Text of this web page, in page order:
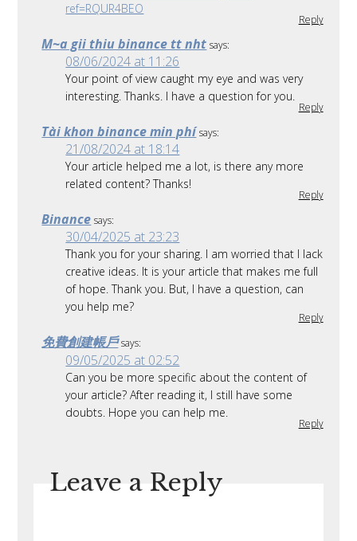
ref=RQUR4BEO
Reply
M~a gii thiu binance tt nht says:
08/06/2024 at 11:26
Your point of view caught my eye and was very
interesting. Thanks. I have a question for you.
Reply
Tài khon binance min phí says:
21/08/2024 at 18:14
Your article helped me a lot, is there any more
related content? Thanks!
Reply
Binance says:
30/04/2025 at 23:23
Thank you for your sharing. I am worried that I lack
creative ideas. It is your article that makes me full
of hope. Thank you. But, I have a question, can
you help me?
Reply
免費創建帳戶 says:
09/05/2025 at 02:52
Can you be more specific about the content of
your article? After reading it, I still have some
doubts. Hope you can help me.
Reply
Leave a Reply